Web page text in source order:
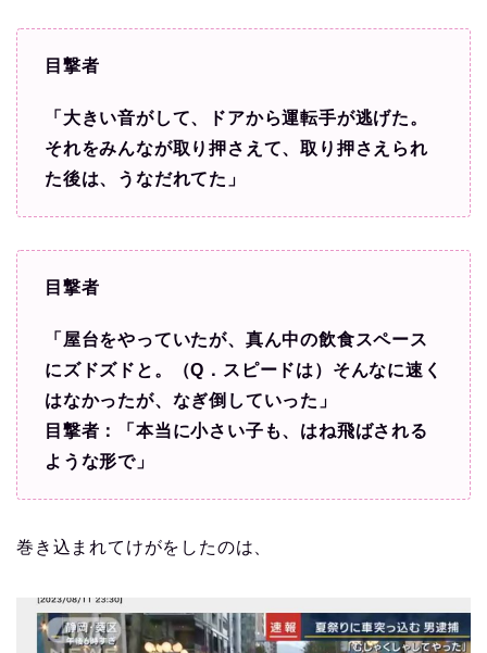
目撃者
「大きい音がして、ドアから運転手が逃げた。
それをみんなが取り押さえて、取り押さえられ
た後は、うなだれてた」
目撃者
「屋台をやっていたが、真ん中の飲食スペース
にズドズドと。（Q．スピードは）そんなに速く
はなかったが、なぎ倒していった」
目撃者：「本当に小さい子も、はね飛ばされる
ような形で」
巻き込まれてけがをしたのは、